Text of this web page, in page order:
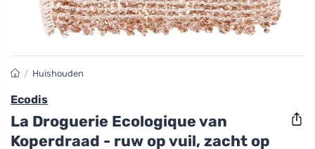
/ Huishouden
Ecodis
La Droguerie Ecologique van
Koperdraad - ruw op vuil, zacht op